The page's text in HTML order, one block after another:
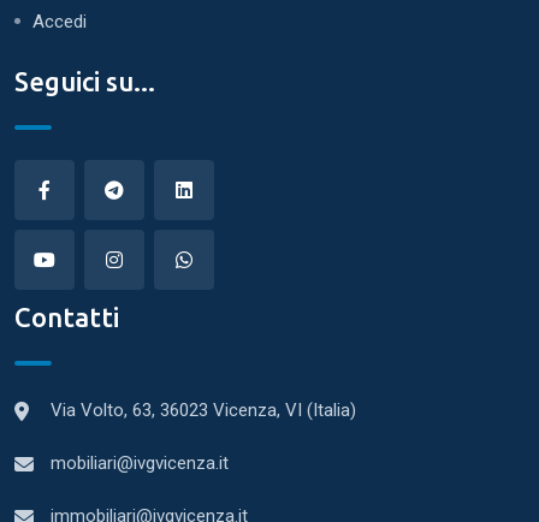
Accedi
Seguici su...
Contatti
Via Volto, 63, 36023 Vicenza, VI (Italia)
mobiliari@ivgvicenza.it
immobiliari@ivgvicenza.it